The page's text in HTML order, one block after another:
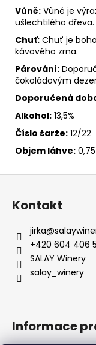
Vůně: Vůně je
ušlechtilého dřeva.
Chuť: Chuť je
kávového zrna.
Párování:
čokoládovým
Doporučená
Alkohol: 13,5%
Číslo šarže: 12/22
Objem láhve:
Z
Kontakt
jirka@
+420 604 406
SALAY Winery
salay_winery
Informace